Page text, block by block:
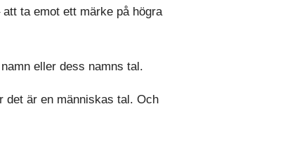
ta emot ett märke på högra
eller dess namns tal.
det är en människas tal. Och